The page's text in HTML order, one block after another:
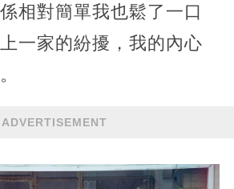
相對簡單我也鬆了一口
一家的紛擾，我的內心
ADVERTISEMENT